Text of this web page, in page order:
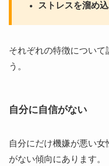
ストレスを溜め
それぞれの特徴について
う。
自分に自信がない
自分にだけ機嫌が悪い
がない傾向にあります。